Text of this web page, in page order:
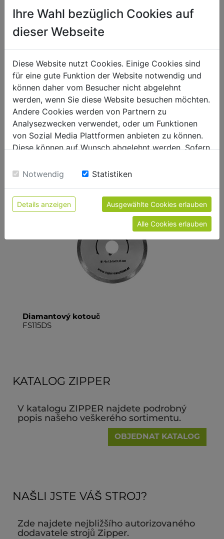
125
Obecné údaje
Kód EAN 9120039230405
Diamantový kotouč
FS115DS
KATALOG ZIPPER
V katalogu ZIPPER najdete podrobný
popis našeho veškerého sortimentu.
OBJEDNAT KATALOG
NAŠLI JSTE VÁŠ STROJ?
Zde najdete nejbližšího autorizovaného
dodavatele strojů Zipper.
Ihre Wahl bezüglich Cookies auf
dieser Webseite
Diese Website nutzt Cookies. Einige Cookies sind
für eine gute Funktion der Website notwendig und
können daher vom Besucher nicht abgelehnt
werden, wenn Sie diese Website besuchen möchten.
Andere Cookies werden von Partnern zu
Analysezwecken verwendet, oder um Funktionen
von Sozial Media Plattformen anbieten zu können.
Diese können auf Wunsch abgelehnt werden. Sofern
Einwilligung zu unseren Cookies.
Notwendig Statistiken
Details anzeigen Ausgewählte Cookies erlauben
Alle Cookies erlauben